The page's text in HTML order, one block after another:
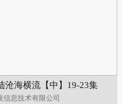
沧海横流【中】19-23集
信息技术有限公司